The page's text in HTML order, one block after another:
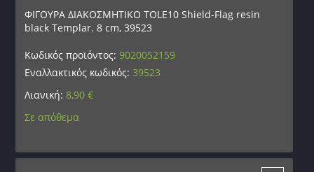
ΦΙΓΟΥΡΑ ΔΙΑΚΟΣΜΗΤΙΚΟ TOLE10 Shield-Flag resin
black Templar. 8 cm, 39523
Κωδικός προϊόντος:9020052159
Εναλλακτικός κωδικός: 39523
Λιανική:8,90€
Σε απόθεμα